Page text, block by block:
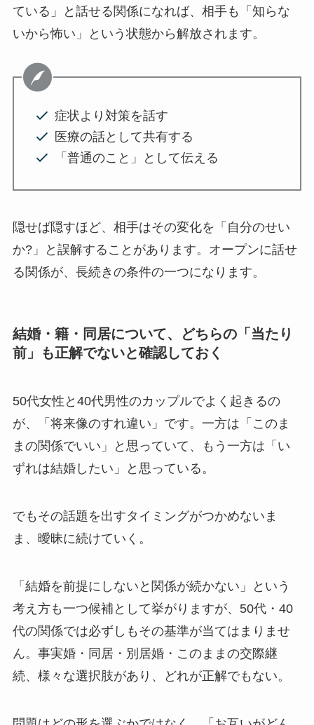
ている」と話せる関係になれば、相手も「知らな
いから怖い」という状態から解放されます。
症状より対策を話す
医療の話として共有する
「普通のこと」として伝える
隠せば隠すほど、相手はその変化を「自分のせい
か?」と誤解することがあります。オープンに話せ
る関係が、長続きの条件の一つになります。
結婚・籍・同居について、どちらの「当たり
前」も正解でないと確認しておく
50代女性と40代男性のカップルでよく起きるの
が、「将来像のすれ違い」です。一方は「このま
まの関係でいい」と思っていて、もう一方は「い
ずれは結婚したい」と思っている。
でもその話題を出すタイミングがつかめないま
ま、曖昧に続けていく。
「結婚を前提にしないと関係が続かない」という
考え方も一つ候補として挙がりますが、50代・40
代の関係では必ずしもその基準が当てはまりませ
ん。事実婚・同居・別居婚・このままの交際継
続、様々な選択肢があり、どれが正解でもない。